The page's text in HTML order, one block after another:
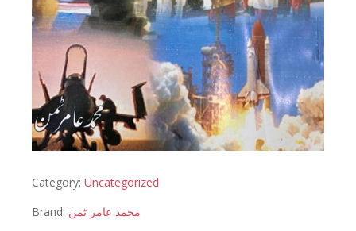
Category: Uncategorized
Brand: محمد عامر ٹمن